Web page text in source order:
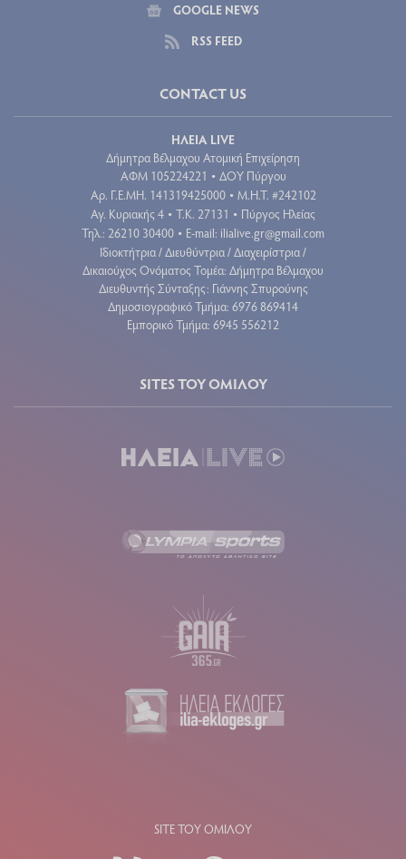
GOOGLE NEWS
RSS FEED
CONTACT US
ΗΛΕΙΑ LIVE
Δήμητρα Βέλμαχου Ατομική Επιχείρηση
ΑΦΜ 105224221 • ΔΟΥ Πύργου
Aρ. Γ.Ε.ΜΗ. 141319425000 • Μ.Η.Τ. #242102
Αγ. Κυριακής 4 • Τ.Κ. 27131 • Πύργος Ηλείας
Τηλ.: 26210 30400 • E-mail: ilialive.gr@gmail.com
Ιδιοκτήτρια / Διευθύντρια / Διαχειρίστρια /
Δικαιούχος Ονόματος Τομέα: Δήμητρα Βέλμαχου
Διευθυντής Σύνταξης: Γιάννης Σπυρούνης
Δημοσιογραφικό Τμήμα: 6976 869414
Εμπορικό Τμήμα: 6945 556212
SITES ΤΟΥ ΟΜΙΛΟΥ
SITE ΤΟΥ ΟΜΙΛΟΥ